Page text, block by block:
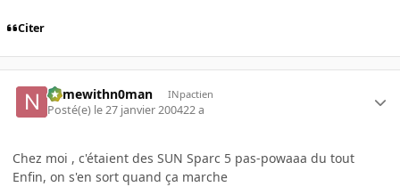
Citer
namewithn0man INpactien
Posté(e) le 27 janvier 200422 a
Chez moi , c'étaient des SUN Sparc 5 pas-powaaa du tout
Enfin, on s'en sort quand ça marche